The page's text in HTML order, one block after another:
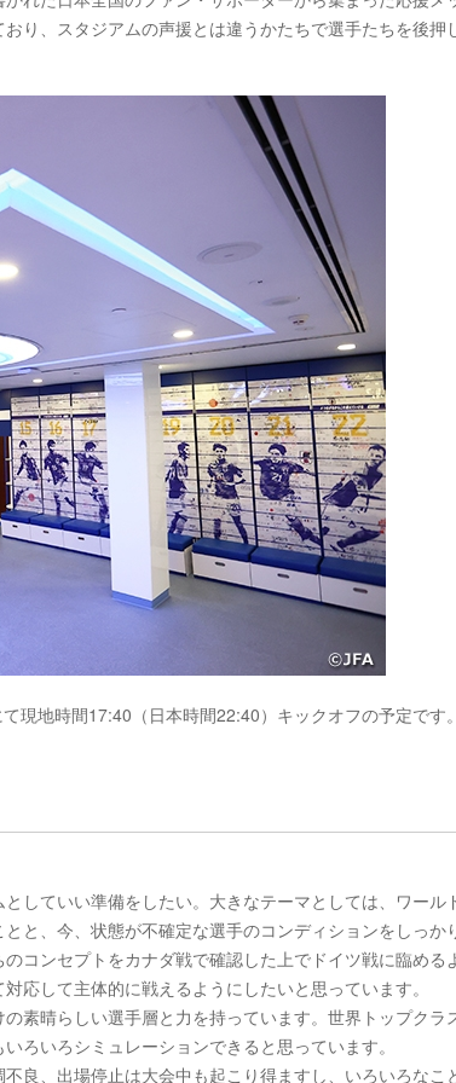
り、スタジアムの声援とは違うかたちで選手たちを後押
現地時間17:40（日本時間22:40）キックオフの予定です
していい準備をしたい。大きなテーマとしては、ワール
と、今、状態が不確定な選手のコンディションをしっか
コンセプトをカナダ戦で確認した上でドイツ戦に臨める
応して主体的に戦えるようにしたいと思っています。
素晴らしい選手層と力を持っています。世界トップクラ
ろいろシミュレーションできると思っています。
良、出場停止は大会中も起こり得ますし、いろいろなこ